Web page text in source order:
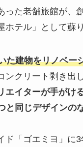
った老舗旅館が、
ホテル」として蘇
た建物をリノベー
ンクリート剥き出
エイターが手がけ
と同じデザインの
ド「ゴエミヨ」に